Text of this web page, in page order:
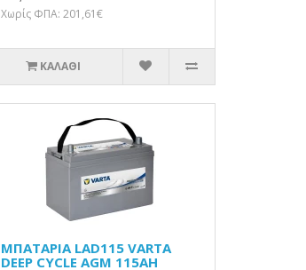
Χωρίς ΦΠΑ: 201,61€
ΚΑΛΆΘΙ
ΜΠΑΤΑΡΙΑ LAD115 VARTA
DEEP CYCLE AGM 115AH